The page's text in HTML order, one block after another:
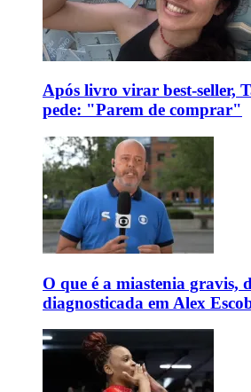
Após livro virar best-seller,
pede: "Parem de comprar"
O que é a miastenia gravis,
diagnosticada em Alex